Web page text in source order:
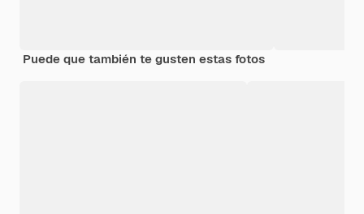
Puede que también te gusten estas fotos